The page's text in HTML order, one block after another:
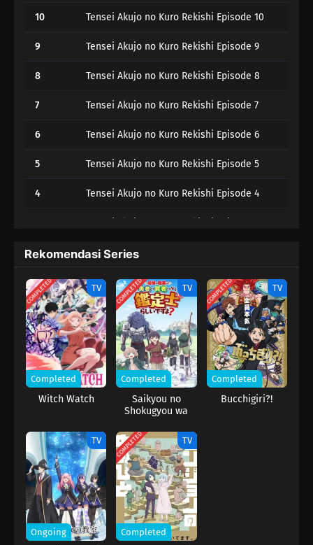
10 Tensei Akujo no Kuro Rekishi Episode 10
9 Tensei Akujo no Kuro Rekishi Episode 9
8 Tensei Akujo no Kuro Rekishi Episode 8
7 Tensei Akujo no Kuro Rekishi Episode 7
6 Tensei Akujo no Kuro Rekishi Episode 6
5 Tensei Akujo no Kuro Rekishi Episode 5
4 Tensei Akujo no Kuro Rekishi Episode 4
2 Tensei Akujo no Kuro Rekishi Episode 2
1 Tensei Akujo no Kuro Rekishi Episode 1
Rekomendasi Series
COMPLETED TV
Completed
Witch Watch
COMPLETED TV
Completed
Saikyou no
Shokugyou wa
Kenja demo Naku
Kanteishi (Kari)
Rashii desu yo?
COMPLETED TV
Completed
Bucchigiri?!
TV
Ongoing
COMPLETED TV
Completed